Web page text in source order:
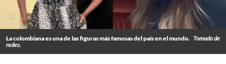
La colombiana es una de las figuras más famosas del país en el mundo. Tomado de
redes.